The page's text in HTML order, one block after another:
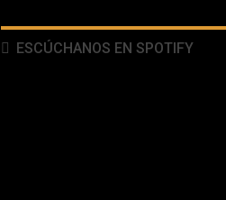
ESCÚCHANOS EN SPOTIFY